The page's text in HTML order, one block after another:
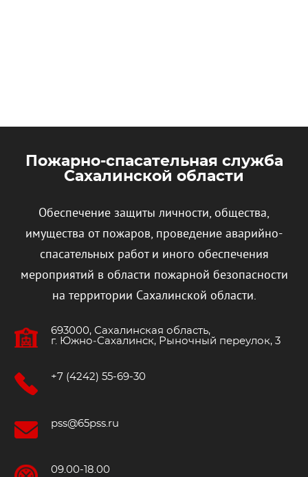
Пожарно-спасательная служба
Сахалинской области
Обеспечение защиты личности, общества,
имущества от пожаров, проведение аварийно-
спасательных работ и иного обеспечения
мероприятий в области пожарной безопасности
на территории Сахалинской области.
693000, Сахалинская область,
г. Южно‐Сахалинск, Рыночный переулок, 3
+7 (4242) 55-69-30
pss@65pss.ru
09.00-18.00